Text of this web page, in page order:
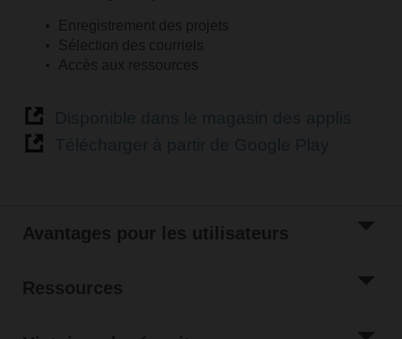
Enregistrement des projets
Sélection des courriels
Accès aux ressources
Avantages pour les utilisateurs
Ressources